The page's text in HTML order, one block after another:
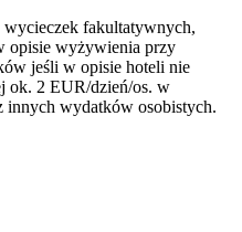
wycieczek fakultatywnych,
opisie wyżywienia przy
jeśli w opisie hoteli nie
ok. 2 EUR/dzień/os. w
innych wydatków osobistych.